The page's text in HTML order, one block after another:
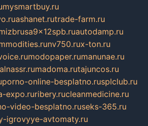
mysmartbuy.ru
ashanet.rutrade-farm.ru
autodamp.ru
nv750.rux-ton.ru
modopaper.rumanunae.ru
madoma.rutajuncos.ru
porno-online-besplatno.rusplclub.ru
expo.ruribery.rucleanmedicine.ru
video-besplatno.ruseks-365.ru
igrovyye-avtomaty.ru